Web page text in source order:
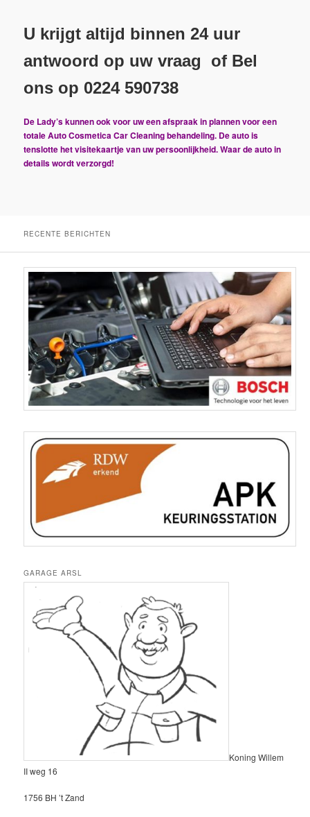
U krijgt altijd binnen 24 uur
antwoord op uw vraag of Bel
ons op 0224 590738
De Lady’s kunnen ook voor uw een afspraak in plannen voor een
totale Auto Cosmetica Car Cleaning behandeling. De auto is
tenslotte het visitekaartje van uw persoonlijkheid. Waar de auto in
details wordt verzorgd!
RECENTE BERICHTEN
GARAGE ARSL
Koning Willem
II weg 16
1756 BH ’t Zand